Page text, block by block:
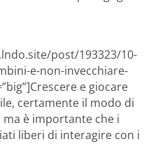
post/193323/10-
e-non-invecchiare-
e giocare
certamente il modo di
ma è importante che i
liberi di interagire con i